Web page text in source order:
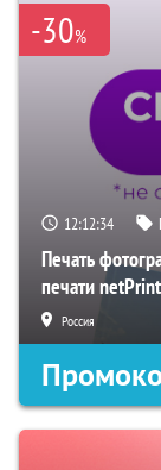
-30%
12:12:33
Печать
печати netPrint
Россия